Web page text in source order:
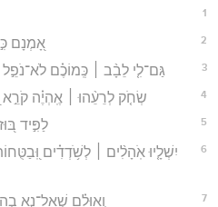
1
2 אָ֭מְנָם
3 גַּם־לִ֤י לֵבָ֨ב ׀ כְּֽמוֹכֶ֗ם לֹא־נֹפֵ֣ל
4 שְׂחֹ֤ק לְרֵעֵ֨הוּ ׀ אֶֽהְיֶ֗ה קֹרֵ֣א
5 לַפִּ֣יד
6
יִשְׁלָ֤יוּ אֹֽהָלִ֨ים ׀ לְשֹׁ֥דְדִ֗ים
7 וְֽאוּלָ֗ם שְׁאַל־נָ֣א